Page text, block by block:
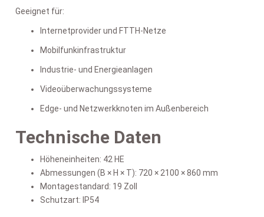
Geeignet für:
Internetprovider und FTTH-Netze
Mobilfunkinfrastruktur
Industrie- und Energieanlagen
Videoüberwachungssysteme
Edge- und Netzwerkknoten im Außenbereich
Technische Daten
Höheneinheiten: 42 HE
Abmessungen (B × H × T): 720 × 2100 × 860 mm
Montagestandard: 19 Zoll
Schutzart: IP54